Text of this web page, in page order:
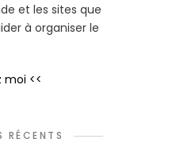
et les sites que
à organiser le
moi <<
RÉCENTS